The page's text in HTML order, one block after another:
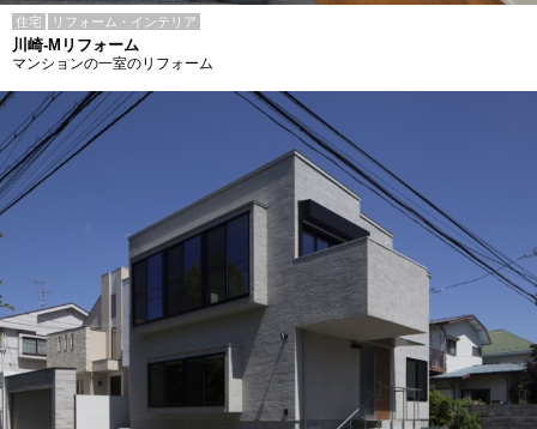
住宅 リフォーム・インテリア
川崎-Mリフォーム
マンションの一室のリフォーム